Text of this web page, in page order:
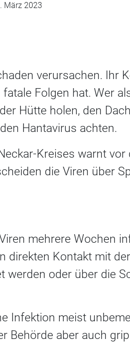
März 2023
verursachen. Ihr
Folgen hat. Wer
Hütte holen, den
Hantavirus achten.
Kreises warnt vor
die Viren über
mehrere Wochen
direkten Kontakt mit
werden oder über die
Infektion meist
Behörde aber auch